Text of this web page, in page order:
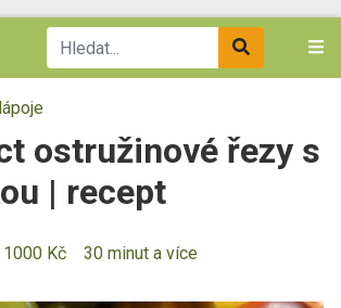
ostružinové řezy s
| recept
1000 Kč
30 minut a více